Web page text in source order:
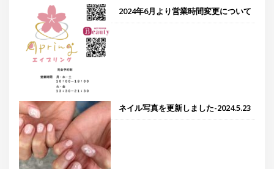
2024年6月より営業時間変更について
ネイル写真を更新しました-2024.5.23